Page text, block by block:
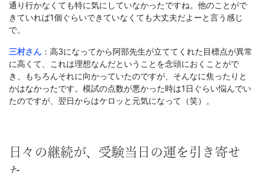
通り行かなくても特に気にしていなかったですね。他のことがで
きていれば1個ぐらいできていなくても大丈夫だよーと言う感じ
で。
三村さん ：高3になってから阿部先生が立ててくれた目標点が異常
に高くて、これは理想なんだということを念頭におくことがで
き、もちろんそれに向かっていたのですが、そんなに焦ったりと
かはなかったです。模試の点数が悪かった時は1日ぐらい悩んでい
たのですが、翌日からはケロッと元気になって（笑）。
日々の継続が、受験当日の運を引き寄せ